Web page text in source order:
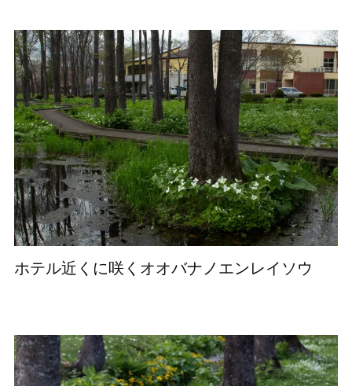
ホテル近くに咲くオオバナノエンレイソウ